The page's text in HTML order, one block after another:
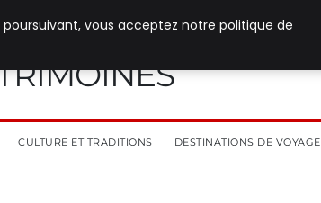
CULTURE ET TRADITIONS DESTINATIONS DE VOYAGE
vous acceptez notre politique de